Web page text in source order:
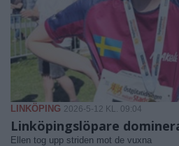
LINKÖPING 2026-5-12 KL. 09:04
Linköpingslöpare
Ellen tog upp striden mot de vuxna